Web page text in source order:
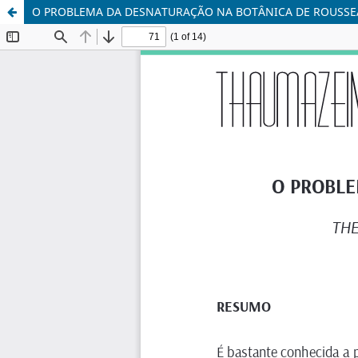
O PROBLEMA DA DESNATURAÇÃO NA BOTÂNICA DE